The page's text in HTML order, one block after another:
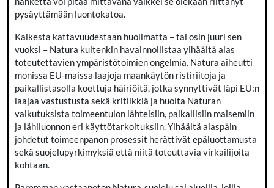
pysäyttämään luontokatoa.
Kaikesta kattavuudestaan huolimatta – tai osin juuri sen
vuoksi – Natura kuitenkin havainnollistaa ylhäältä alas
toteutettavien ympäristötoimien ongelmia. Natura aiheutti
monissa EU-maissa laajoja maankäytön ristiriitoja ja
paikallistasolla koettuja häiriöitä, jotka synnyttivät läpi EU:n
laajaa vastustusta sekä kritiikkiä ja huolta Naturan
vaikutuksista toimeentulon lähteisiin, paikallisiin maisemiin
ja lähiluonnon eri käyttötarkoituksiin. Ylhäältä alaspäin
johdetut toimeenpanon prosessit herättivät epäluottamusta
sekä suojelupyrkimyksiä että niitä toteuttavia virkailijoita
kohtaan.